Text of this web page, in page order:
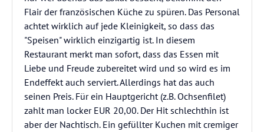
Flair der französischen Küche zu spüren. Das Personal
achtet wirklich auf jede Kleinigkeit, so dass das
"Speisen" wirklich einzigartig ist. In diesem
Restaurant merkt man sofort, dass das Essen mit
Liebe und Freude zubereitet wird und so wird es im
Endeffekt auch serviert. Allerdings hat das auch
seinen Preis. Für ein Hauptgericht (z.B. Ochsenfilet)
zahlt man locker EUR 20,00. Der Hit schlechthin ist
aber der Nachtisch. Ein gefüllter Kuchen mit cremiger